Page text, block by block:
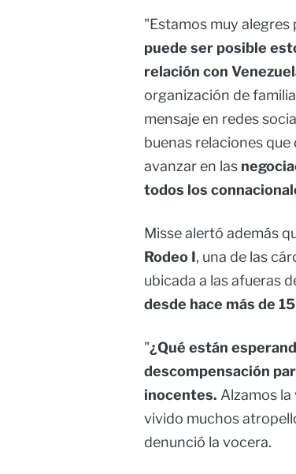
"Estamos muy
puede ser posible
relación con
organización de
mensaje en redes
buenas relaciones
avanzar en las
todos los
Misse alertó además
Rodeo I, una de las
ubicada a las afueras
desde hace más de
"¿Qué están
descompensación
inocentes. Alzamos
vivido muchos
denunció la vocera.